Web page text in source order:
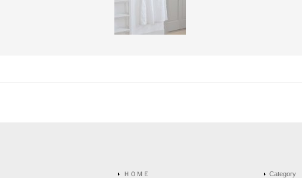
ＨＯＭＥ Category